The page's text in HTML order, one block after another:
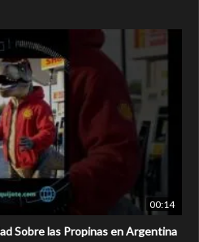
00:14
Sobre las Propinas en Argentina